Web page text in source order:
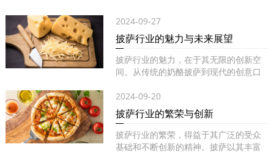
2024-09-27
披萨行业的魅力与未来展望
披萨行业的魅力，在于其无限的创新空
间。从传统的奶酪披萨到现代的创意口
2024-09-20
披萨行业的繁荣与创新
披萨行业的繁荣，得益于其广泛的受众
基础和不断创新的精神。披萨以其丰富